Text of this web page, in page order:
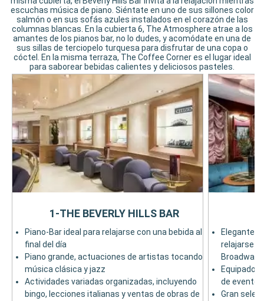
escuchas música de piano. Siéntate en uno de sus sillones color
salmón o en sus sofás azules instalados en el corazón de las
columnas blancas. En la cubierta 6, The Atmosphere atrae a los
amantes de los pianos bar, no lo dudes, y acomódate en una de
sus sillas de terciopelo turquesa para disfrutar de una copa o
cóctel. En la misma terraza, The Coffee Corner es el lugar ideal
para saborear bebidas calientes y deliciosos pasteles.
Piano-Bar ideal para relajarse con una bebida al
final del día
Piano grande, actuaciones de artistas tocando
música clásica y jazz
Actividades variadas organizadas, incluyendo
bingo, lecciones italianas y ventas de obras de
1-THE BEVERLY HILLS BAR
Elegante
relajarse
Broadway
Equipado
de
Gran